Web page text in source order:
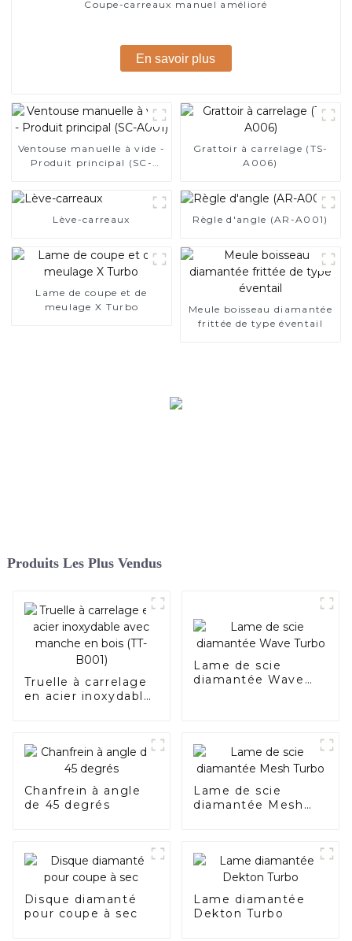
Coupe-carreaux manuel amélioré
En savoir plus
Ventouse manuelle à vide -
Produit principal (SC-
Grattoir à carrelage (TS-
A006)
Lève-carreaux Règle d'angle (AR-A001)
Lame de coupe et de
meulage X Turbo
Meule boisseau diamantée
frittée de type éventail
Produits Les Plus Vendus
Truelle à carrelage
en acier inoxydable
Lame de scie
diamantée Wave
Chanfrein à angle
de 45 degrés
Lame de scie
diamantée Mesh
Disque diamanté
pour coupe à sec
Lame diamantée
Dekton Turbo